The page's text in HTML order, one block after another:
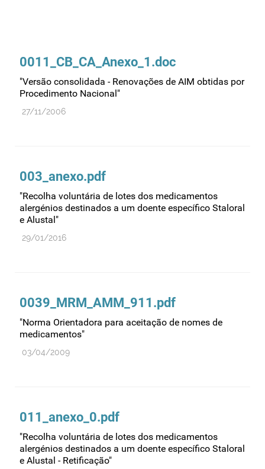
Controlo de qualidade
Cosméticos
Dispensa
Ensaios clínicos
Entidades reguladoras
Estrutura e organização
Farmacovigilância
Farmácias
Gestão financeira e patrimonial
Informação institucional
Inspeção
Investigação
0011_CB_CA_Anexo_1.doc
"Versão consolidada - Renovações de AIM obtidas por
Procedimento Nacional"
27/11/2006
003_anexo.pdf
"Recolha voluntária de lotes dos medicamentos
alergénios destinados a um doente específico Staloral
e Alustal"
29/01/2016
0039_MRM_AMM_911.pdf
"Norma Orientadora para aceitação de nomes de
medicamentos"
03/04/2009
011_anexo_0.pdf
"Recolha voluntária de lotes dos medicamentos
alergénios destinados a um doente específico Staloral
e Alustal - Retificação"